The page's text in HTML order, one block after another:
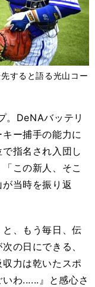
すると語る光山コー
DeNAバッテリ
キー捕手の能力に
指名され入団し
この新人、そこ
当時を振り返
と、もう毎日、伝
の日にできる、
力は乾いたスポ
わ......』と感心さ